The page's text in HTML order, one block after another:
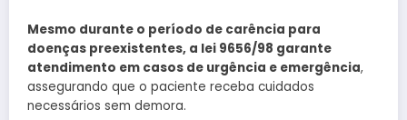
Mesmo durante o período de carência para
doenças preexistentes, a lei 9656/98 garante
atendimento em casos de urgência e emergência,
assegurando que o paciente receba cuidados
necessários sem demora.